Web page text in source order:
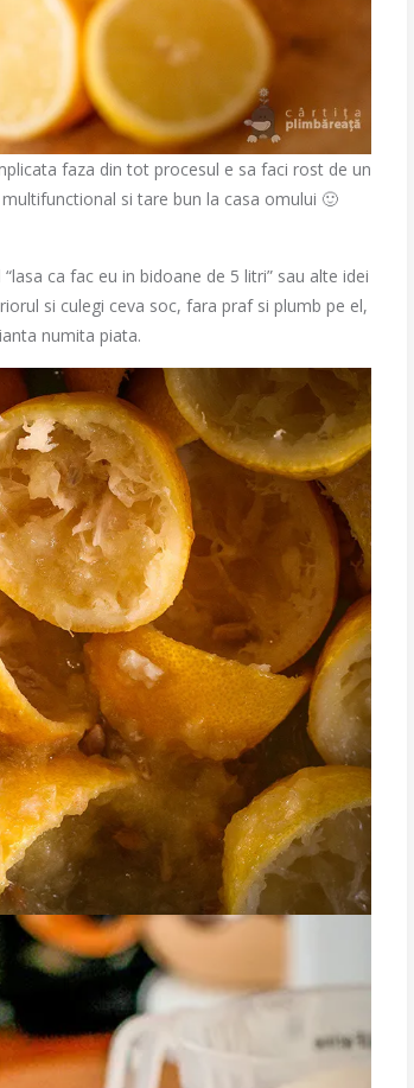
faza din tot procesul e sa faci rost de un
si tare bun la casa omului 🙂
“lasa ca fac eu in bidoane de 5 litri” sau alte idei
si culegi ceva soc, fara praf si plumb pe el,
numita piata.